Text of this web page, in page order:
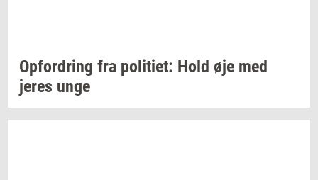
Op­for­dring fra po­li­ti­et: Hold øje med
jeres unge